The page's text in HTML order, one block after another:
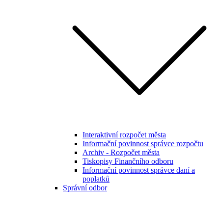
Interaktivní rozpočet města
Informační povinnost správce rozpočtu
Archiv - Rozpočet města
Tiskopisy Finančního odboru
Informační povinnost správce daní a
poplatků
Správní odbor